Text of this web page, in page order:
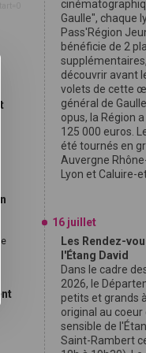
Gaulle", chaque
Pass'Région
bénéficie de 2
découvrir avant
volets de cette
général de
opus, la Région
125 000 euros.
été tournés en
Auvergne
Lyon et Caluire-
16 juillet
Les Rendez-
l'Étang David
Dans le cadre
2026, le
petits et grands
original au coeur
sensible de
Saint-Rambert